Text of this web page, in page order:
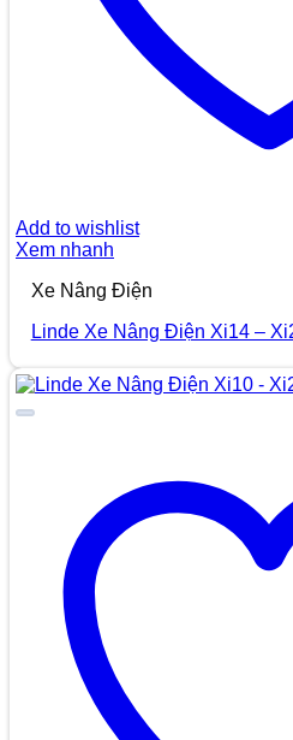
Add to wishlist
Xem nhanh
Xe Nâng Điện
Linde Xe Nâng Điện Xi14 –